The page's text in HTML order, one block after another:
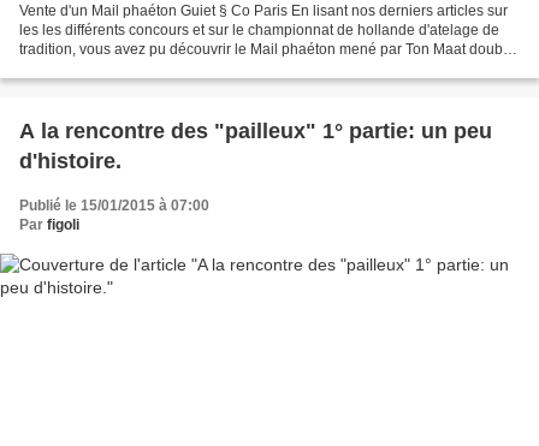
Vente d'un Mail phaéton Guiet § Co Paris En lisant nos derniers articles sur
les les différents concours et sur le championnat de hollande d'atelage de
tradition, vous avez pu découvrir le Mail phaéton mené par Ton Maat double
A la rencontre des "pailleux" 1° partie: un peu
d'histoire.
Publié le 15/01/2015 à 07:00
Par figoli